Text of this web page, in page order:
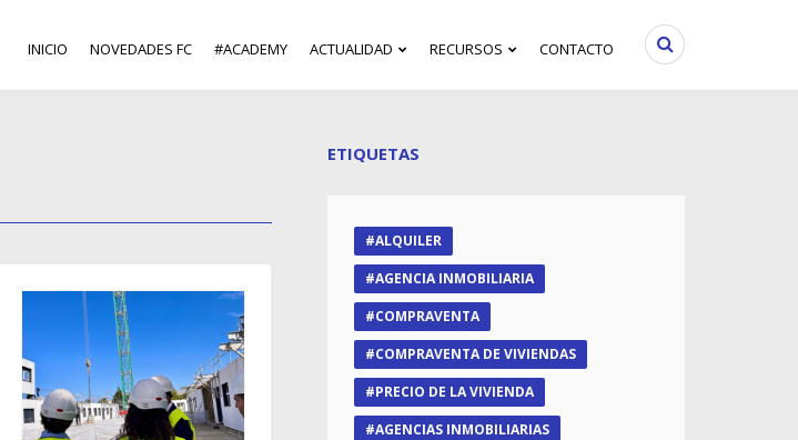
INICIO NOVEDADES FC #ACADEMY ACTUALIDAD RECURSOS CONTACTO
ETIQUETAS
ALQUILER
AGENCIA INMOBILIARIA
COMPRAVENTA
COMPRAVENTA DE VIVIENDAS
PRECIO DE LA VIVIENDA
AGENCIAS INMOBILIARIAS